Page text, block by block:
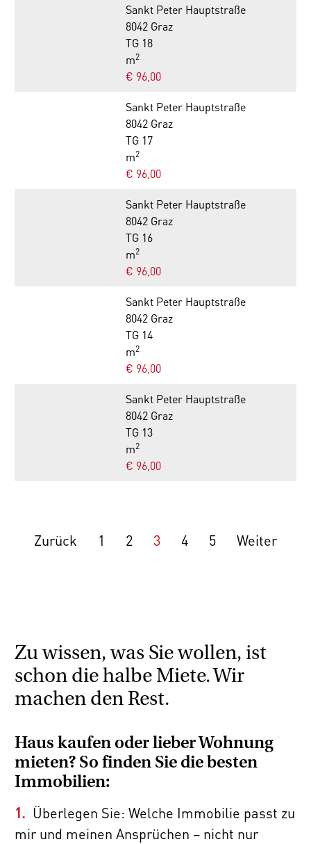
Sankt Peter Hauptstraße
8042 Graz
TG 18
m2
€ 96,00
Sankt Peter Hauptstraße
8042 Graz
TG 17
m2
€ 96,00
Sankt Peter Hauptstraße
8042 Graz
TG 16
m2
€ 96,00
Sankt Peter Hauptstraße
8042 Graz
TG 14
m2
€ 96,00
Sankt Peter Hauptstraße
8042 Graz
TG 13
m2
€ 96,00
Zurück 1 2 3 4 5 Weiter
Zu wissen, was Sie wollen, ist
schon die halbe Miete. Wir
machen den Rest.
Haus kaufen oder lieber Wohnung
mieten? So finden Sie die besten
Immobilien:
Überlegen Sie: Welche Immobilie passt zu
mir und meinen Ansprüchen – nicht nur